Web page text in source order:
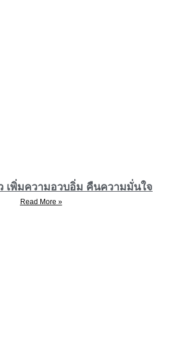
เพิ่มความอวบอิ่ม คืนความมั่นใจ
Read More »